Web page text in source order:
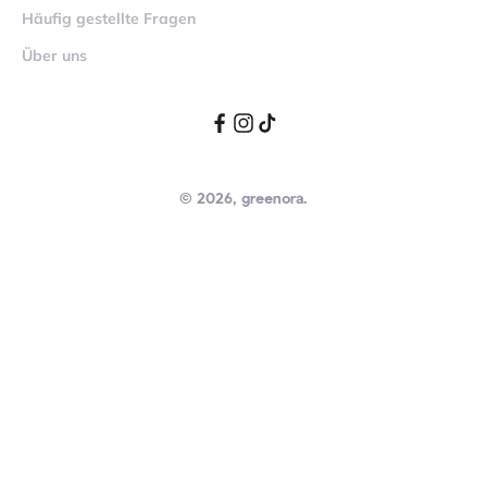
Häufig gestellte Fragen
Über uns
© 2026, greenora.